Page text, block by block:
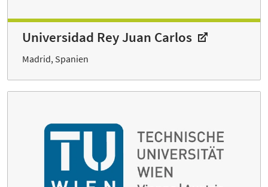
Universidad Rey Juan Carlos
Madrid, Spanien